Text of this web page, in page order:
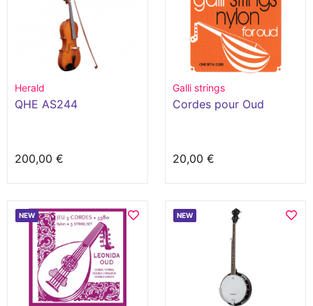
Herald
QHE AS244
200,00 €
Galli strings
Cordes pour Oud
20,00 €
NEW NEW